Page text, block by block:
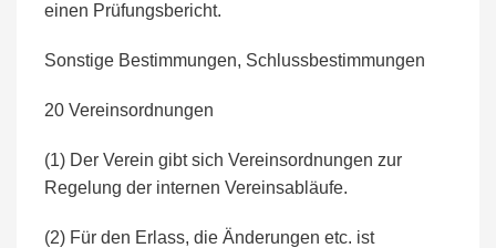
einen Prüfungsbericht.
Sonstige Bestimmungen, Schlussbestimmungen
20 Vereinsordnungen
(1) Der Verein gibt sich Vereinsordnungen zur
Regelung der internen Vereinsabläufe.
(2) Für den Erlass, die Änderungen etc. ist